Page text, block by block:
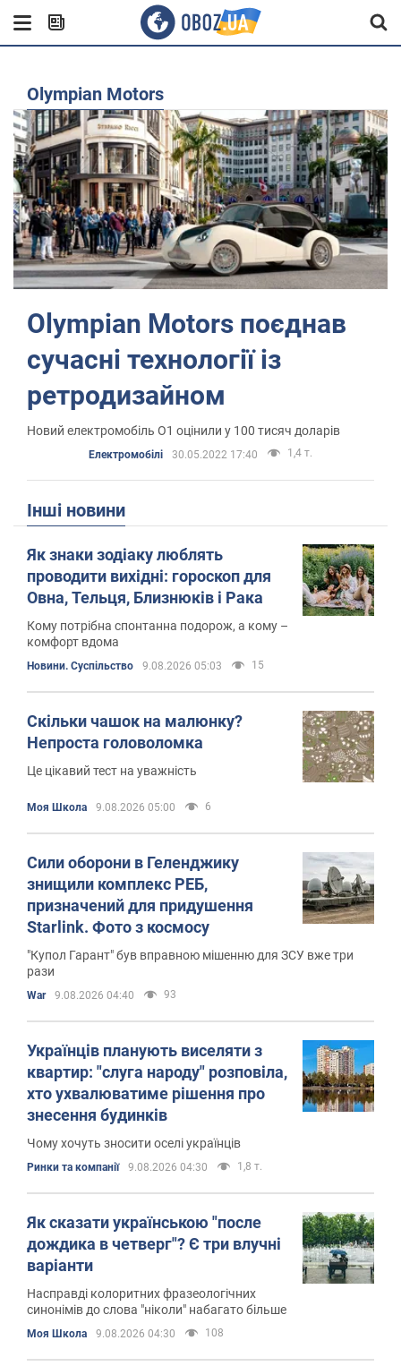
Olympian Motors
Olympian Motors поєднав
сучасні технології із
ретродизайном
Новий електромобіль О1 оцінили у 100 тисяч доларів
Електромобілі 30.05.2022 17:40 1,4 т.
Інші новини
Як знаки зодіаку люблять
проводити вихідні: гороскоп для
Овна, Тельця, Близнюків і Рака
Кому потрібна спонтанна подорож, а кому –
комфорт вдома
Новини. Суспільство 9.08.2026 05:03 15
Скільки чашок на малюнку?
Непроста головоломка
Це цікавий тест на уважність
Моя Школа 9.08.2026 05:00 6
Сили оборони в Геленджику
знищили комплекс РЕБ,
призначений для придушення
Starlink. Фото з космосу
"Купол Гарант" був вправною мішенню для ЗСУ вже три
рази
War 9.08.2026 04:40 93
Українців планують виселяти з
квартир: "слуга народу" розповіла,
хто ухвалюватиме рішення про
знесення будинків
Чому хочуть зносити оселі українців
Ринки та компанії 9.08.2026 04:30 1,8 т.
Як сказати українською "после
дождика в четверг"? Є три влучні
варіанти
Насправді колоритних фразеологічних
синонімів до слова "ніколи" набагато більше
Моя Школа 9.08.2026 04:30 108